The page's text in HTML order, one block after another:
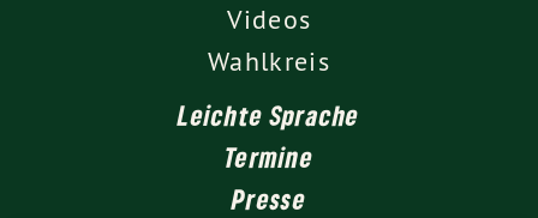
Videos
Wahlkreis
Leichte Sprache
Termine
Presse